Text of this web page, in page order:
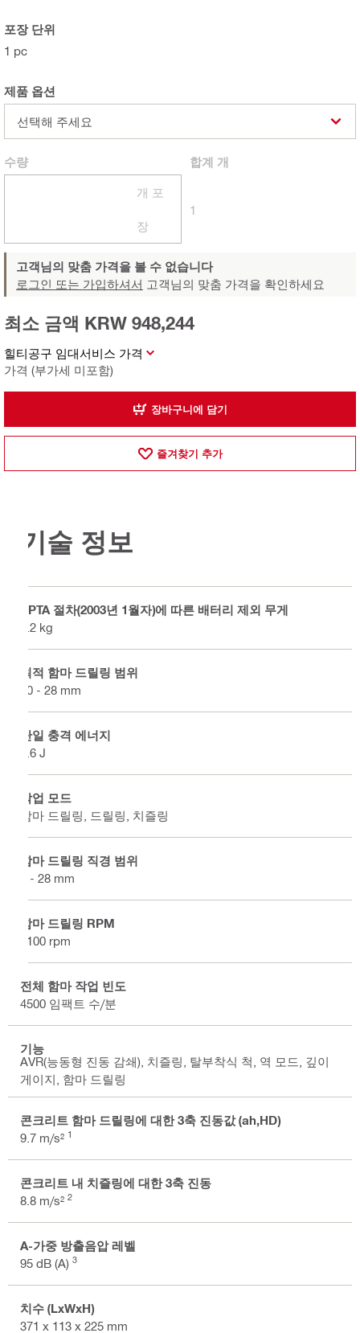
포장 단위
1 pc
제품 옵션
선택해 주세요
수량
개 포
장
합계 개
1
고객님의 맞춤 가격을 볼 수 없습니다
로그인 또는 가입하셔서 고객님의 맞춤 가격을 확인하세요
힐티공구 임대서비스 가격
가격 (부가세 미포함)
최소 금액 KRW 948,244
장바구니에 담기
즐겨찾기 추가
기술 정보
EPTA 절차(2003년 1월자)에 따른 배터리 제외 무게
4.2 kg
최적 함마 드릴링 범위
10 - 28 mm
단일 충격 에너지
3.6 J
작업 모드
함마 드릴링, 드릴링, 치즐링
함마 드릴링 직경 범위
5 - 28 mm
함마 드릴링 RPM
1100 rpm
전체 함마 작업 빈도
4500 임팩트 수/분
기능
AVR(능동형 진동 감쇄), 치즐링, 탈부착식 척, 역 모드, 깊이
게이지, 함마 드릴링
콘크리트 함마 드릴링에 대한 3축 진동값 (ah,HD)
9.7 m/s² 1
콘크리트 내 치즐링에 대한 3축 진동
8.8 m/s² 2
A-가중 방출음압 레벨
95 dB (A) 3
치수 (LxWxH)
371 x 113 x 225 mm